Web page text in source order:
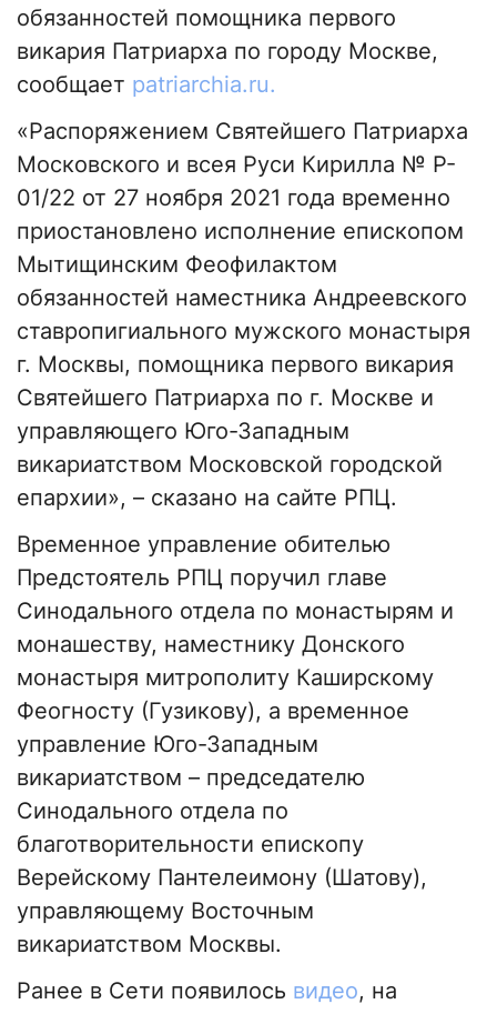
обязанностей помощника первого
викария Патриарха по городу Москве,
сообщает patriarchia.ru.
«Распоряжением Святейшего Патриарха
Московского и всея Руси Кирилла № P-
01/22 от 27 ноября 2021 года временно
приостановлено исполнение епископом
Мытищинским Феофилактом
обязанностей наместника Андреевского
ставропигиального мужского монастыря
г. Москвы, помощника первого викария
Святейшего Патриарха по г. Москве и
управляющего Юго-Западным
викариатством Московской городской
епархии», – сказано на сайте РПЦ.
Временное управление обителью
Предстоятель РПЦ поручил главе
Синодального отдела по монастырям и
монашеству, наместнику Донского
монастыря митрополиту Каширскому
Феогносту (Гузикову), а временное
управление Юго-Западным
викариатством – председателю
Синодального отдела по
благотворительности епископу
Верейскому Пантелеимону (Шатову),
управляющему Восточным
викариатством Москвы.
Ранее в Сети появилось видео, на